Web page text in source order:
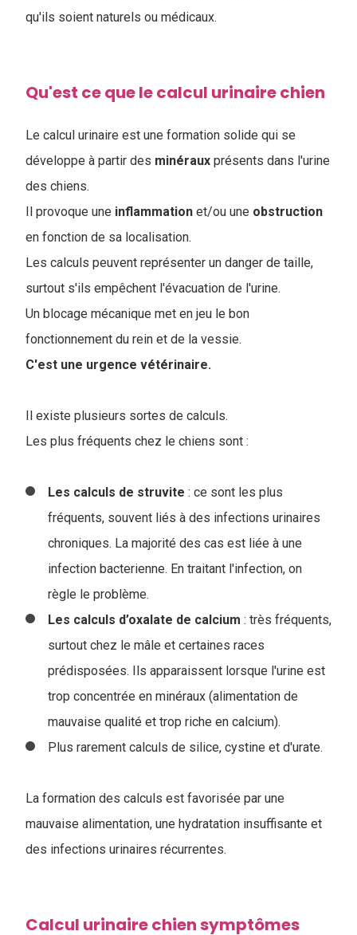
qu'ils soient naturels ou médicaux.
Qu'est ce que le calcul urinaire chien
Le calcul urinaire est une formation solide qui se
développe à partir des minéraux présents dans l'urine
des chiens.
Il provoque une inflammation et/ou une obstruction
en fonction de sa localisation.
Les calculs peuvent représenter un danger de taille,
surtout s'ils empêchent l'évacuation de l'urine.
Un blocage mécanique met en jeu le bon
fonctionnement du rein et de la vessie.
C'est une urgence vétérinaire.
Il existe plusieurs sortes de calculs.
Les plus fréquents chez le chiens sont :
Les calculs de struvite : ce sont les plus
fréquents, souvent liés à des infections urinaires
chroniques. La majorité des cas est liée à une
infection bacterienne. En traitant l'infection, on
règle le problème.
Les calculs d’oxalate de calcium : très fréquents,
surtout chez le mâle et certaines races
prédisposées. Ils apparaissent lorsque l'urine est
trop concentrée en minéraux (alimentation de
mauvaise qualité et trop riche en calcium).
Plus rarement calculs de silice, cystine et d'urate.
La formation des calculs est favorisée par une
mauvaise alimentation, une hydratation insuffisante et
des infections urinaires récurrentes.
Calcul urinaire chien symptômes